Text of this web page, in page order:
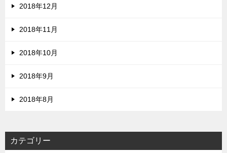
2018年12月
2018年11月
2018年10月
2018年9月
2018年8月
カテゴリー